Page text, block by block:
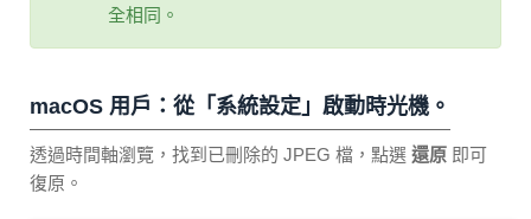
全相同。
macOS 用戶：從「系統設定」啟動時光機。
透過時間軸瀏覽，找到已刪除的 JPEG 檔，點選 還原 即可
復原。